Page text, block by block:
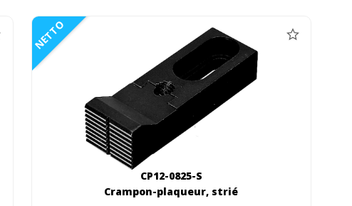
NETTO
CP12-0825-S
Crampon-plaqueur, strié